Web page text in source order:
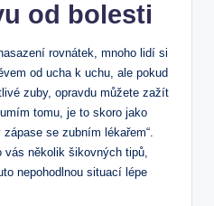
od bolesti
rovnátek, mnoho lidí si
od ucha k uchu, ale pokud
zuby, opravdu můžete zažít
tomu, je to skoro jako
se zubním lékařem“.
několik šikovných tipů,
nepohodlnou situací lépe